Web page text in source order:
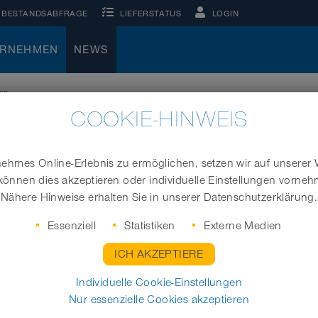
BESTANDSABFRAGE LIEFERSTATUS LOGIN
NEWS
ARCHE NOAH
starkes Zeichen der
unterstützen wir die
mit der Einrichtung. Bei
(Leitung Arche Noah) und
Kinderhospiz
COOKIE-HINWEIS
Online-Erlebnis zu ermöglichen, setzen wir auf unserer
dies akzeptieren oder individuelle Einstellungen
Nähere Hinweise erhalten Sie in unserer Datenschutzerklärung.
Essenziell Statistiken Externe Medien
ICH AKZEPTIERE
Individuelle Cookie-Einstellungen
Nur essenzielle Cookies akzeptieren